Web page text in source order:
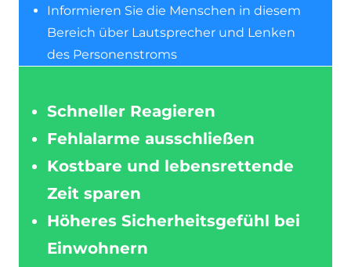
Informieren Sie die Menschen in diesem
Bereich über Lautsprecher und Lenken
des Personenstroms
Schneller Reagieren
Fehlalarme ausschließen
Kostbare und lebensrettende
Zeit sparen
Höheres Sicherheitsgefühl bei
Einwohnern